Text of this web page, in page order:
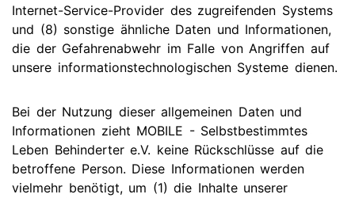
Internet-Service-Provider des zugreifenden Systems
und (8) sonstige ähnliche Daten und Informationen,
die der Gefahrenabwehr im Falle von Angriffen auf
unsere informationstechnologischen Systeme dienen.
Bei der Nutzung dieser allgemeinen Daten und
Informationen zieht MOBILE - Selbstbestimmtes
Leben Behinderter e.V. keine Rückschlüsse auf die
betroffene Person. Diese Informationen werden
vielmehr benötigt, um (1) die Inhalte unserer